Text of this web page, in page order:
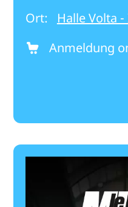
Ort:
Halle Volta
Anmeldung